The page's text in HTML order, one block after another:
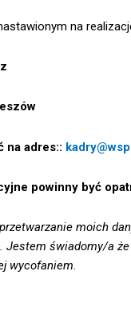
na
na adres::
powinny być
moich
Jestem świadomy/a
wycofaniem.